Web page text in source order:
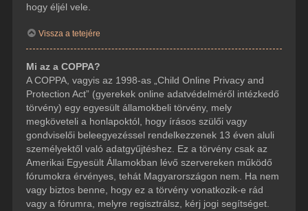
hogy éljél vele.
Vissza a tetejére
Mi az a COPPA?
A COPPA, vagyis az 1998-as „Child Online Privacy and
Protection Act” (gyerekek online adatvédelméről intézkedő
törvény) egy egyesült államokbeli törvény, mely
megköveteli a honlapoktól, hogy írásos szülői vagy
gondviselői beleegyezéssel rendelkezzenek 13 éven aluli
személyektől való adatgyűjtéshez. Ez a törvény csak az
Amerikai Egyesült Államokban lévő szervereken működő
fórumokra érvényes, tehát Magyarországon nem. Ha nem
vagy biztos benne, hogy ez a törvény vonatkozik-e rád
vagy a fórumra, melyre regisztrálsz, kérj jogi segítséget.